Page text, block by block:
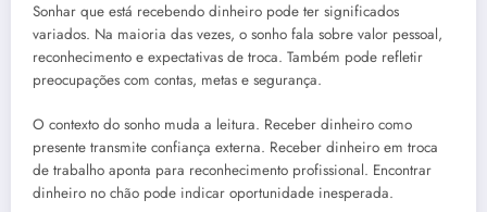
Sonhar que está recebendo dinheiro pode ter significados
variados. Na maioria das vezes, o sonho fala sobre valor pessoal,
reconhecimento e expectativas de troca. Também pode refletir
preocupações com contas, metas e segurança.
O contexto do sonho muda a leitura. Receber dinheiro como
presente transmite confiança externa. Receber dinheiro em troca
de trabalho aponta para reconhecimento profissional. Encontrar
dinheiro no chão pode indicar oportunidade inesperada.